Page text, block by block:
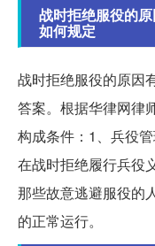
战时拒绝服役的
如何规定
战时拒绝服役的原因
答案。根据华律网律
构成条件：1、兵役
在战时拒绝履行兵役
那些故意逃避服役的
的正常运行。